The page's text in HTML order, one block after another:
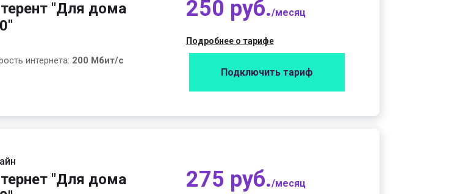
"Для дома
интернета: 200 Мбит/с
250 руб./месяц
Подробнее о тарифе
Подключить тариф
"Для дома
275 руб./месяц